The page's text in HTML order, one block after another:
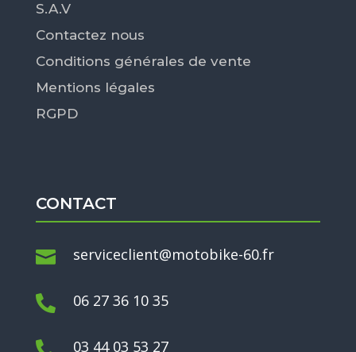
S.A.V
Contactez nous
Conditions générales de vente
Mentions légales
RGPD
CONTACT
 serviceclient@motobike-60.fr
 06 27 36 10 35
03 44 03 53 27